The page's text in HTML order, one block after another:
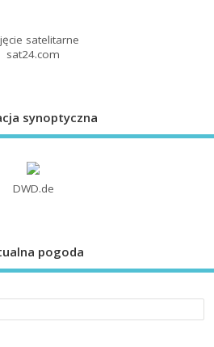
satelitarne
sat24.com
synoptyczna
DWD.de
pogoda